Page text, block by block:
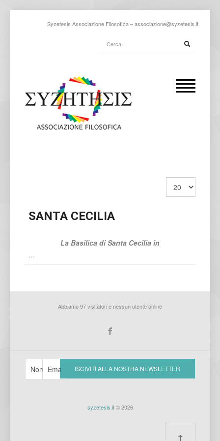
Syzetesis Associazione Filosofica –associazione@syzetesis.it
SANTA CECILIA
La Basilica di Santa Cecilia in
...
Abbiamo 97 visitatori e nessun utente online
syzetesis.it© 2026
↑